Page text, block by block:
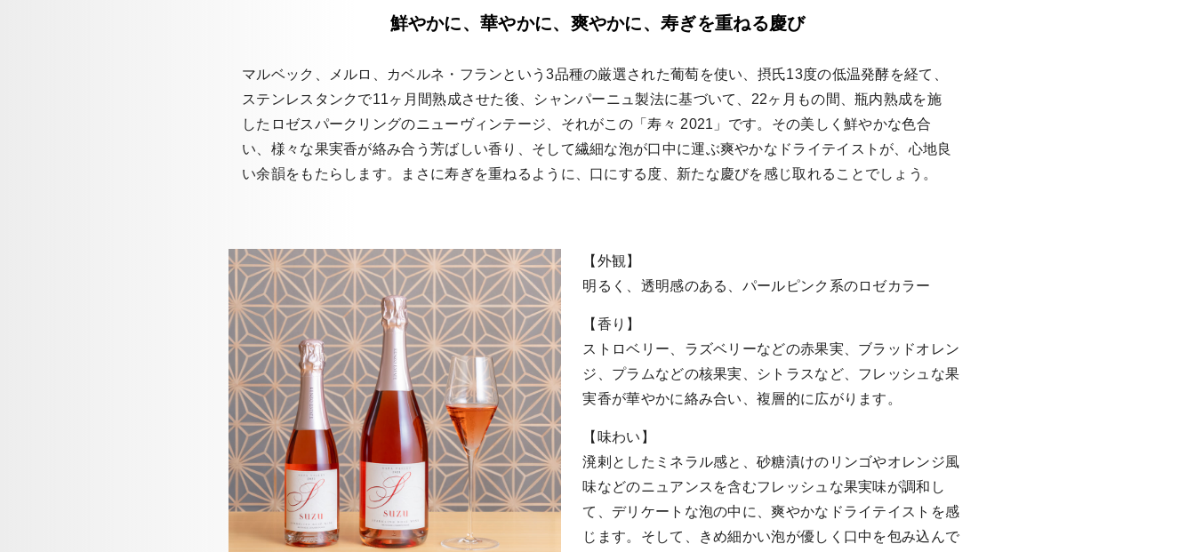
鮮やかに、華やかに、爽やかに、寿ぎを重ねる慶び
マルベック、メルロ、カベルネ・フランという3品種の厳選された葡萄を使い、摂氏13度の低温発酵を経て、
ステンレスタンクで11ヶ月間熟成させた後、シャンパーニュ製法に基づいて、22ヶ月もの間、瓶内熟成を施
したロゼスパークリングのニューヴィンテージ、それがこの「寿々 2021」です。その美しく鮮やかな色合
い、様々な果実香が絡み合う芳ばしい香り、そして繊細な泡が口中に運ぶ爽やかなドライテイストが、心地良
い余韻をもたらします。まさに寿ぎを重ねるように、口にする度、新たな慶びを感じ取れることでしょう。
【外観】
明るく、透明感のある、パールピンク系のロゼカラー
【香り】
ストロベリー、ラズベリーなどの赤果実、ブラッドオレン
ジ、プラムなどの核果実、シトラスなど、フレッシュな果
実香が華やかに絡み合い、複層的に広がります。
【味わい】
溌剌としたミネラル感と、砂糖漬けのリンゴやオレンジ風
味などのニュアンスを含むフレッシュな果実味が調和し
て、デリケートな泡の中に、爽やかなドライテイストを感
じます。そして、きめ細かい泡が優しく口中を包み込んで